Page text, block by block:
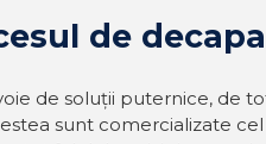
de
de soluții puternice, de
sunt comercializate